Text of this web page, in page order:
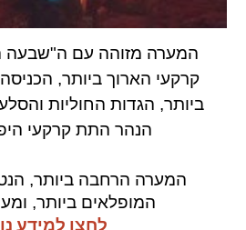
המערה מזוהה עם ה"שבעה
קרקעי הארוך ביותר,
ביותר, הגדות החוליות
הנהר התת קרקעי
המערה הרחבה ביותר,
המופלאים ביותר,
לחצו למידע